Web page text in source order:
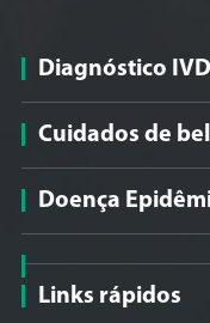
Diagnóstico IVD
Cuidados de
Doença
Links rápidos